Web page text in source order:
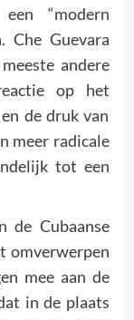
“modern
Che Guevara
andere
op het
de druk van
meer radicale
tot een
de Cubaanse
omverwerpen
mee aan de
in de plaats